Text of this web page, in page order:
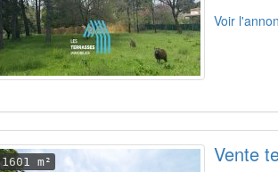
Voir
1601 m² Vente